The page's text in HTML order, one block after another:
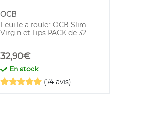
OCB
Feuille a rouler OCB Slim
Virgin et Tips PACK de 32
32,90€
En stock
(74 avis)